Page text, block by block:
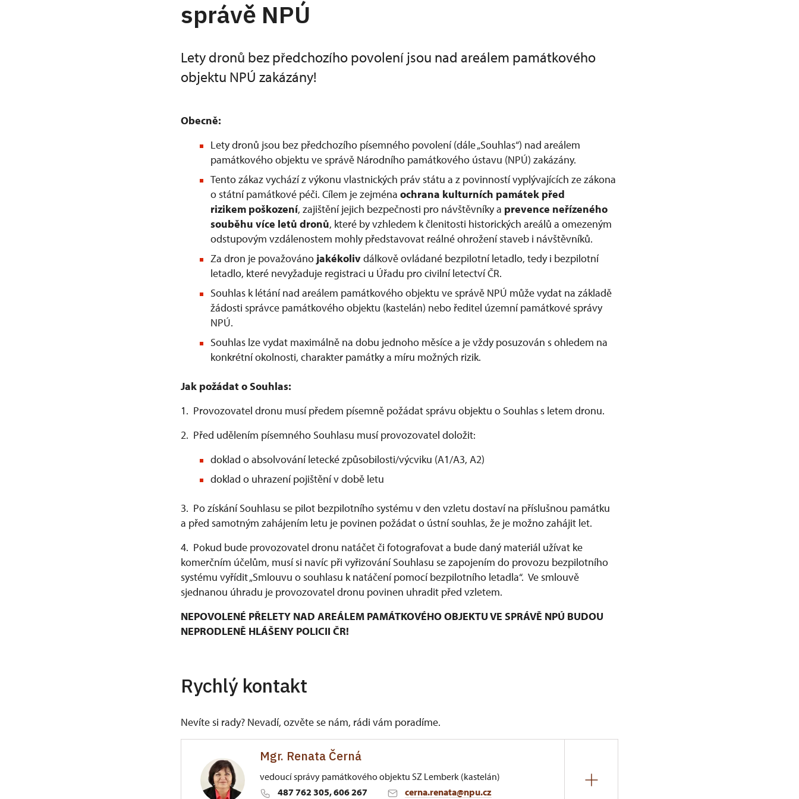
správě NPÚ
Lety dronů bez předchozího povolení jsou nad areálem památkového
objektu NPÚ zakázány!
Obecně:
Lety dronů jsou bez předchozího písemného povolení (dále „Souhlas“) nad areálem
památkového objektu ve správě Národního památkového ústavu (NPÚ) zakázány.
Tento zákaz vychází z výkonu vlastnických práv státu a z povinností vyplývajících ze zákona
o státní památkové péči. Cílem je zejména ochrana kulturních památek před
rizikem poškození, zajištění jejich bezpečnosti pro návštěvníky a prevence neřízeného
souběhu více letů dronů, které by vzhledem k členitosti historických areálů a omezeným
odstupovým vzdálenostem mohly představovat reálné ohrožení staveb i návštěvníků.
Za dron je považováno jakékolivdálkově ovládané bezpilotní letadlo, tedy i bezpilotní
letadlo, které nevyžaduje registraci u Úřadu pro civilní letectví ČR.
Souhlas k létání nad areálem památkového objektu ve správě NPÚ může vydat na základě
žádosti správce památkového objektu (kastelán) nebo ředitel územní památkové správy
NPÚ.
Souhlas lze vydat maximálně na dobu jednoho měsíce a je vždy posuzován s ohledem na
konkrétní okolnosti, charakter památky a míru možných rizik.
Jak požádat o Souhlas:
1. Provozovatel dronu musí předem písemně požádat správu objektu o Souhlas s letem dronu.
2. Před udělením písemného Souhlasu musí provozovatel doložit:
doklad o absolvování letecké způsobilosti/výcviku (A1/A3, A2)
doklad o uhrazení pojištění v době letu
3. Po získání Souhlasu se pilot bezpilotního systému v den vzletu dostaví na příslušnou památku
a před samotným zahájením letu je povinen požádat o ústní souhlas, že je možno zahájit let.
4. Pokud bude provozovatel dronu natáčet či fotografovat a bude daný materiál užívat ke
komerčním účelům, musí si navíc při vyřizování Souhlasu se zapojením do provozu bezpilotního
systému vyřídit „Smlouvu o souhlasu k natáčení pomocí bezpilotního letadla“. Ve smlouvě
sjednanou úhradu je provozovatel dronu povinen uhradit před vzletem.
NEPOVOLENÉ PŘELETY NAD AREÁLEM PAMÁTKOVÉHO OBJEKTU VE SPRÁVĚ NPÚ BUDOU
NEPRODLENĚ HLÁŠENY POLICII ČR!
Rychlý kontakt
Nevíte si rady? Nevadí, ozvěte se nám, rádi vám poradíme.
Mgr. Renata Černá
vedoucí správy památkového objektu SZ Lemberk (kastelán)
487 762 305, 606 267
cerna.renata@npu.cz